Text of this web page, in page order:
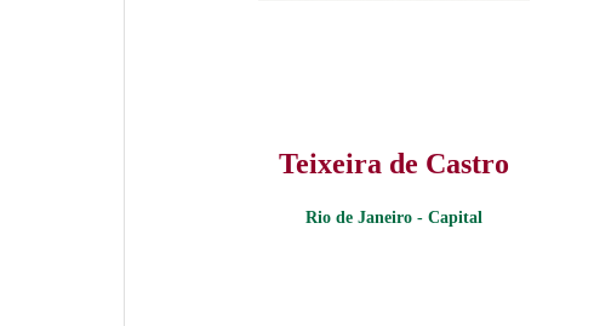
Teixeira de Castro
Rio de Janeiro - Capital